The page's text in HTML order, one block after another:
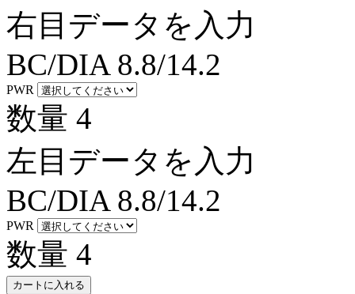
右目データを入力
BC/DIA 8.8/14.2
PWR
数量 4
左目データを入力
BC/DIA 8.8/14.2
PWR
数量 4
カートに入れる